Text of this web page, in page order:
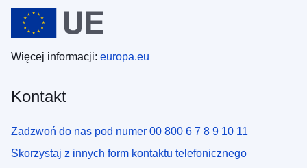
Więcej informacji: europa.eu
Kontakt
Zadzwoń do nas pod numer 00 800 6 7 8 9 10 11
Skorzystaj z innych form kontaktu telefonicznego